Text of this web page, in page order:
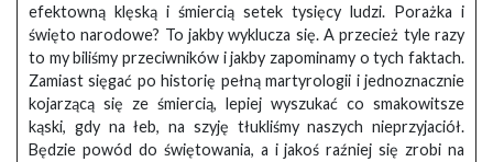
efektowną klęską i śmiercią setek tysięcy ludzi. Porażka i
święto narodowe? To jakby wyklucza się. A przecież tyle razy
to my biliśmy przeciwników i jakby zapominamy o tych faktach.
Zamiast sięgać po historię pełną martyrologii i jednoznacznie
kojarzącą się ze śmiercią, lepiej wyszukać co smakowitsze
kąski, gdy na łeb, na szyję tłukliśmy naszych nieprzyjaciół.
Będzie powód do świętowania, a i jakoś raźniej się zrobi na